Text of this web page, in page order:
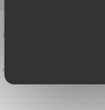
2
des bon produits et des